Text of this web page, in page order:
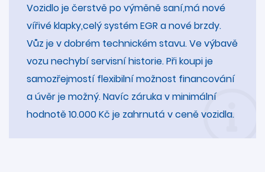
Vozidlo je čerstvě po výměně saní,má nové
vířivé klapky,celý systém EGR a nové brzdy.
Vůz je v dobrém technickém stavu. Ve výbavě
vozu nechybí servisní historie. Při koupi je
samozřejmostí flexibilní možnost financování
a úvěr je možný. Navíc záruka v minimální
hodnotě 10.000 Kč je zahrnutá v ceně vozidla.